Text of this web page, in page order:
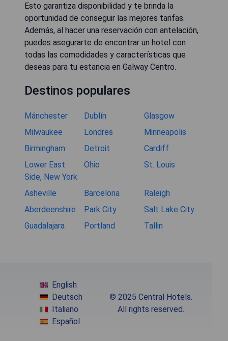
Esto garantiza disponibilidad y te brinda la
oportunidad de conseguir las mejores tarifas.
Además, al hacer una reservación con antelación,
puedes asegurarte de encontrar un hotel con
todas las comodidades y características que
deseas para tu estancia en Galway Centro.
Destinos populares
Mánchester Dublín
Glasgow
Milwaukee
Londres
Minneapolis
Birmingham
Detroit
Cardiff
Lower East
Side, New York
Ohio St. Louis
Asheville Barcelona
Raleigh
Aberdeenshire
Park City
Salt Lake City
Guadalajara
Portland Tallin
English
Deutsch
Italiano
Español
© 2025 Central Hotels.
All rights reserved.